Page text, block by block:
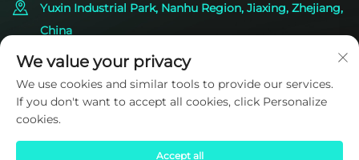
Yuxin Industrial Park, Nanhu Region, Jiaxing, Zhejiang,
China
+86-573-83224422
[email protected]
We value your privacy
We use cookies and similar tools to provide our services.
If you don't want to accept all cookies, click Personalize
cookies.
Accept all